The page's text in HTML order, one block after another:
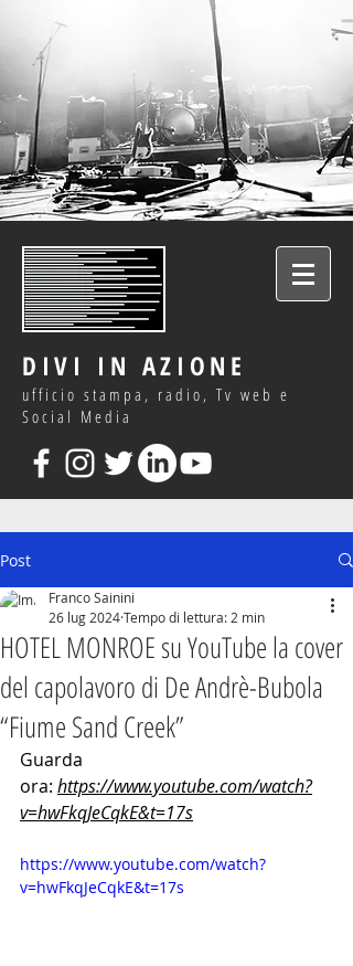
DIVI IN AZIONE
ufficio stampa, radio, Tv web e
Social Media
Post
HOTEL MONROE su YouTube la cover
del capolavoro di De Andrè-Bubola
“Fiume Sand Creek”
Franco Sainini
26 lug 2024Tempo di lettura: 2 min
Guarda
ora: https://www.youtube.com/watch?
v=hwFkqJeCqkE&t=17s
https://www.youtube.com/watch?
v=hwFkqJeCqkE&t=17s